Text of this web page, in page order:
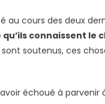
au cours des deux
connaissent le
sont soutenus, ces
échoué à